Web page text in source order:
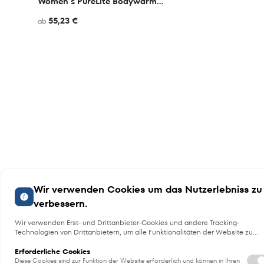
ab 55,23 €
Wir verwenden Cookies um das Nutzerlebniss zu
verbessern.
Wir verwenden Erst- und Drittanbieter-Cookies und andere Tracking-
Technologien von Drittanbietern, um alle Funktionalitäten der Website zu
und personalisierte Werbung über unsere Websites, Apps und Newsletter im
Internet und über Social-Media-Plattformen bereitzustellen. Zu diesem
Erforderliche Cookies
Diese Cookies sind zur Funktion der Website erforderlich und können in Ihren